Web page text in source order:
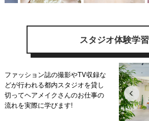
スタジオ体験学習
ファッション誌の撮影やTV収録な
どが行われる都内スタジオを貸し
切ってヘアメイクさんのお仕事の
流れを実際に学びます!